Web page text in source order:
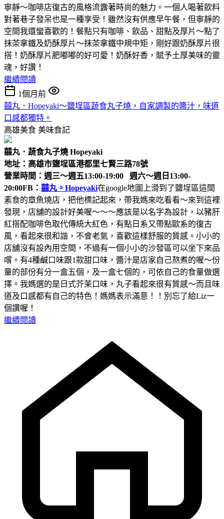
寧靜～咖啡店復古的風格流露著時尚的魅力。一個人喝著飲料
對著巷子發呆也是一種享受！雖然沒有供應早午餐，但寧靜的
空間我還蠻喜歡的！餐點只有咖啡、飲品、甜點及厚片～點了
抹茶拿鐵及奶酥厚片～抹茶拿鐵中規中矩，剛好跟奶酥厚片很
搭！奶酥厚片肥嘟嘟的好可愛！奶酥好香，賦予土厚美味的靈
魂，好讚！
繼續閱讀
1個月前
囍丸．Hopeyaki～鹽埕區蔬食丸子燒，自家調製的醬汁，味道
口感都獨特。
高雄美食 美味食記
囍丸．蔬食丸子燒 Hopeyaki
地址：高雄市鹽埕區港都里七賢三路78號
營業時間：週三～週五13:00-19:00 週六～週日13:00-
20:00FB： 囍丸。Hopeyaki在google地圖上滑到了鹽埕區這間
素食的章魚燒店，把他標記起來，帶我媽來吃看看～來到這裡
發現，店舖的設計好美喔～～～應該是以名字為設計，以豬肝
紅搭配咖啡色取代傳統大紅色，有點日系又帶點歐系的復古
風，看起來很和諧，不會老氣，喜歡這樣舒服的質感。小小的
店舖沒有設內用空間，不過有一個小小的沙發區可以坐下來品
嚐。有4種鹹口味跟1款甜口味，醬汁是店家自己熬煮的喔～份
量的部份有分一盒五個，及一盒七個的，可依自己的食量做選
擇。我媽選的是日式芥茉口味，丸子看起來很有質感～而且味
道及口感都有自己的特色！媽媽表示滿意！！別忘了給Liz一
個讚喔！
繼續閱讀